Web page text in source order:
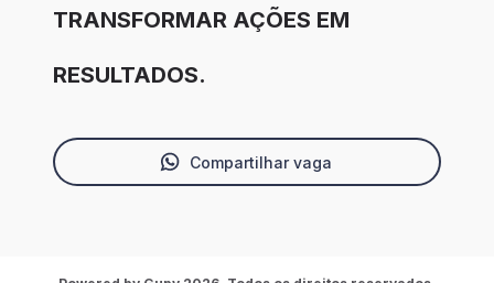
TRANSFORMAR AÇÕES EM
RESULTADOS.
Compartilhar vaga